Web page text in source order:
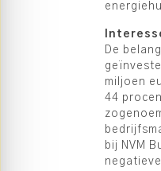
De
miljoen
44
bij NVM